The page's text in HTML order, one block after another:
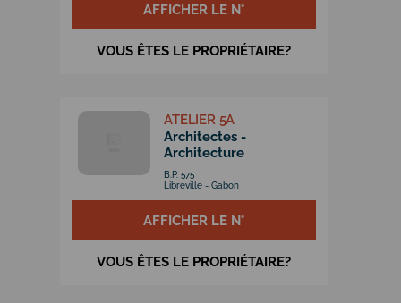
AFFICHER LE N°
VOUS ÊTES LE PROPRIÉTAIRE?
ATELIER 5A
Architectes -
Architecture
B.P. 575
Libreville - Gabon
AFFICHER LE N°
VOUS ÊTES LE PROPRIÉTAIRE?